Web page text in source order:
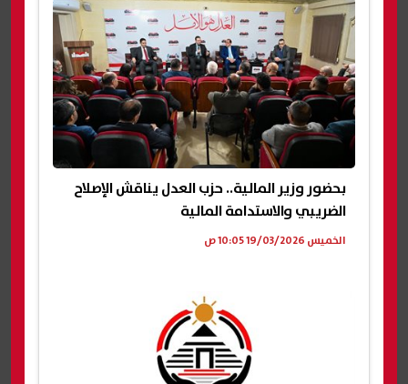
بحضور وزير المالية.. حزب العدل يناقش الإصلاح
الضريبي والاستدامة المالية
الخميس 19/03/2026 10:05 ص